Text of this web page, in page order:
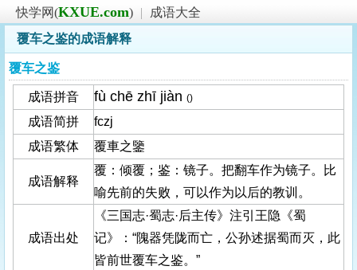
快学网(KXUE.com) |
成语大全
覆车之鉴的成语解释
覆车之鉴
成语拼音 fù chē zhī jiàn ()
成语简拼
fczj
成语繁体
覆車之鑒
成语解释
覆：倾覆；鉴：镜子。把翻车作为镜子。比
喻先前的失败，可以作为以后的教训。
成语出处
《三国志·蜀志·后主传》注引王隐《蜀
记》：“隗器凭陇而亡，公孙述据蜀而灭，此
皆前世覆车之鉴。”